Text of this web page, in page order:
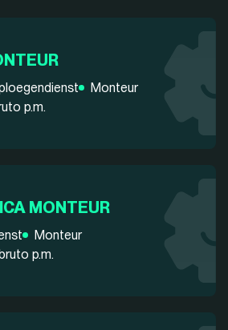
Monteur
p.m.
MONTEUR
Monteur
p.m.